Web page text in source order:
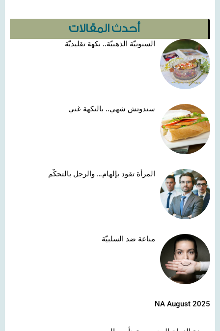
أحدث المقالات
السنونيّة الذهبيّة.. نكهة تقليديّة
سندوتش شهي.. بالنكهة غني
المرأة تقود بإلهام… والرجل بالتحكّم
مناعة ضد السلبيّة
NA August 2025